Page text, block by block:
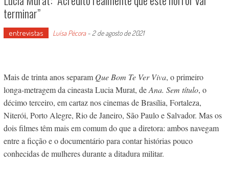
terminar”
entrevistas Luísa Pécora- 2 de agosto de 2021
Mais de trinta anos separam Que Bom Te Ver Viva, o primeiro
longa-metragem da cineasta Lucia Murat, deAna. Sem título, o
décimo terceiro, em cartaz nos cinemas de Brasília, Fortaleza,
Niterói, Porto Alegre, Rio de Janeiro, São Paulo e Salvador. Mas os
dois filmes têm mais em comum do que a diretora: ambos navegam
entre a ficção e o documentário para contar histórias pouco
conhecidas de mulheres durante a ditadura militar.